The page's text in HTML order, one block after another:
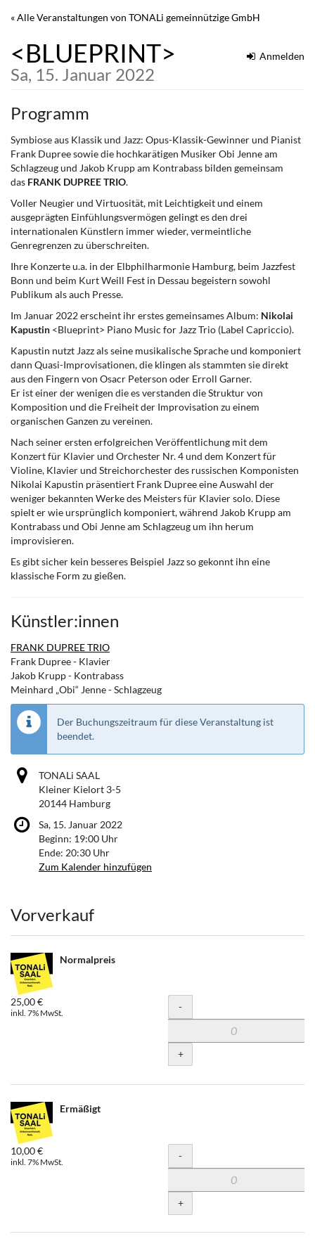
Zum
springen
« Alle Veranstaltungen von TONALi gemeinnützige GmbH
<BLUEPRINT>
Sa, 15. Januar 2022
Anmelden
Programm
Symbiose aus Klassik und Jazz: Opus-Klassik-Gewinner und Pianist
Frank Dupree sowie die hochkarätigen Musiker Obi Jenne am
Schlagzeug und Jakob Krupp am Kontrabass bilden gemeinsam
das FRANK DUPREE TRIO.
Voller Neugier und Virtuosität, mit Leichtigkeit und einem
ausgeprägten Einfühlungsvermögen gelingt es den drei
internationalen Künstlern immer wieder, vermeintliche
Genregrenzen zu überschreiten.
Ihre Konzerte u.a. in der Elbphilharmonie Hamburg, beim Jazzfest
Bonn und beim Kurt Weill Fest in Dessau begeistern sowohl
Publikum als auch Presse.
Im Januar 2022 erscheint ihr erstes gemeinsames Album: Nikolai
Kapustin <Blueprint> Piano Music for Jazz Trio (Label Capriccio).
Kapustin nutzt Jazz als seine musikalische Sprache und komponiert
dann Quasi-Improvisationen, die klingen als stammten sie direkt
aus den Fingern von Osacr Peterson oder Erroll Garner.
Er ist einer der wenigen die es verstanden die Struktur von
Komposition und die Freiheit der Improvisation zu einem
organischen Ganzen zu vereinen.
Nach seiner ersten erfolgreichen Veröffentlichung mit dem
Konzert für Klavier und Orchester Nr. 4 und dem Konzert für
Violine, Klavier und Streichorchester des russischen Komponisten
Nikolai Kapustin präsentiert Frank Dupree eine Auswahl der
weniger bekannten Werke des Meisters für Klavier solo. Diese
spielt er wie ursprünglich komponiert, während Jakob Krupp am
Kontrabass und Obi Jenne am Schlagzeug um ihn herum
improvisieren.
Es gibt sicher kein besseres Beispiel Jazz so gekonnt ihn eine
klassische Form zu gießen.
Künstler:innen
FRANK DUPREE TRIO
Frank Dupree - Klavier
Jakob Krupp - Kontrabass
Meinhard „Obi“ Jenne - Schlagzeug
Der Buchungszeitraum für diese Veranstaltung ist
beendet.
TONALi SAAL
Kleiner Kielort 3-5
20144 Hamburg
Sa, 15. Januar 2022
Beginn: 19:00 Uhr
Ende: 20:30 Uhr
Zum Kalender hinzufügen
Produkte
Vorverkauf
Normalpreis
25,00 €
inkl. 7% MwSt. Menge
-
+
Ermäßigt
10,00 €
inkl. 7% MwSt. Menge
-
+